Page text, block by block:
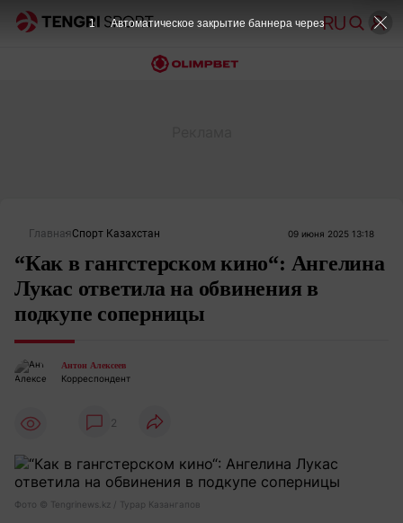
Главная Спорт Казахстан 09 июня 2025 13:18
“Как в гангстерском кино“: Ангелина
Лукас ответила на обвинения в
подкупе соперницы
Антон Алексеев
Корреспондент
2
Фото ©️ Tengrinews.kz / Турар Казангапов